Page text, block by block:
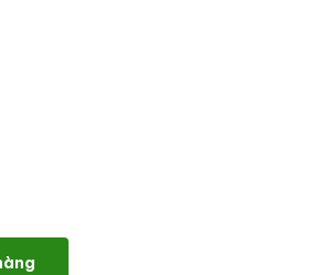
Elementor Wordpress Theme